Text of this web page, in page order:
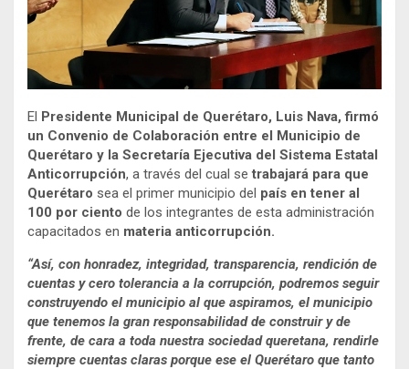
El Presidente Municipal de Querétaro, Luis Nava, firmó
un Convenio de Colaboración entre el Municipio de
Querétaro y la Secretaría Ejecutiva del Sistema Estatal
Anticorrupción, a través del cual setrabajará para que
Querétaro sea el primer municipio del país en tener al
100 por ciento de los integrantes de esta administración
capacitados en materia anticorrupción.
“Así, con honradez, integridad, transparencia, rendición de
cuentas y cero tolerancia a la corrupción, podremos seguir
construyendo el municipio al que aspiramos, el municipio
que tenemos la gran responsabilidad de construir y de
frente, de cara a toda nuestra sociedad queretana, rendirle
siempre cuentas claras porque ese el Querétaro que tanto